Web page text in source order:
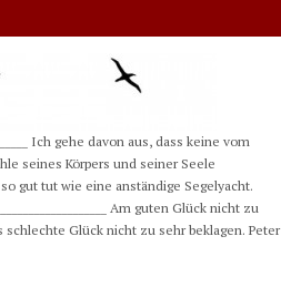
Ich gehe davon aus, dass keine vom
seines Körpers und seiner Seele
gut tut wie eine anständige Segelyacht.
Am guten Glück nicht zu
schlechte Glück nicht zu sehr beklagen. Peter